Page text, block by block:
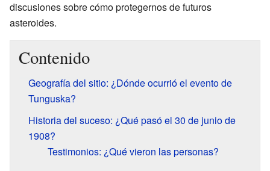
discusiones sobre cómo protegernos de futuros
asteroides.
Contenido
Geografía del sitio: ¿Dónde ocurrió el evento de
Tunguska?
Historia del suceso: ¿Qué pasó el 30 de junio de
1908?
Testimonios: ¿Qué vieron las personas?